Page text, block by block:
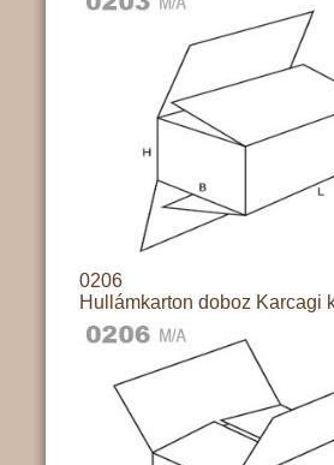
0206
Hullámkarton doboz Karcagi